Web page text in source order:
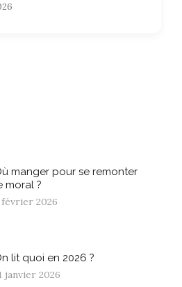
manger pour se remonter
moral ?
février 2026
lit quoi en 2026 ?
janvier 2026